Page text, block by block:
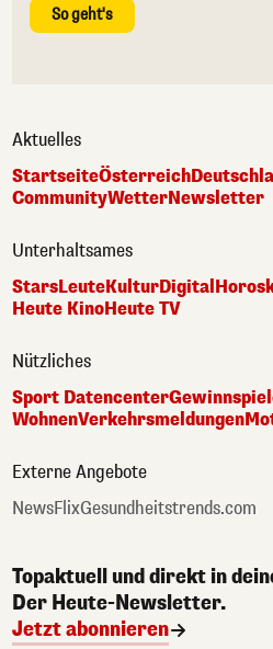
So geht's
Aktuelles
StartseiteÖsterreich
CommunityWetterNewsletter
Unterhaltsames
StarsLeuteKulturDigital
Heute KinoHeute TV
Nützliches
Sport Datencenter
WohnenVerkehrsmeldungen
Externe Angebote
NewsFlixGesundheitstrends.com
Topaktuell und direkt in
Der Heute-Newsletter.
Jetzt abonnieren